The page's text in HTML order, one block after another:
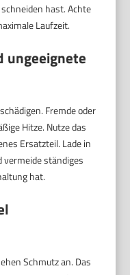
hast. Achte
Laufzeit.
ungeeignete
Fremde oder
Hitze. Nutze das
Ersatzteil. Lade in
vermeide ständiges
hat.
Schmutz an. Das